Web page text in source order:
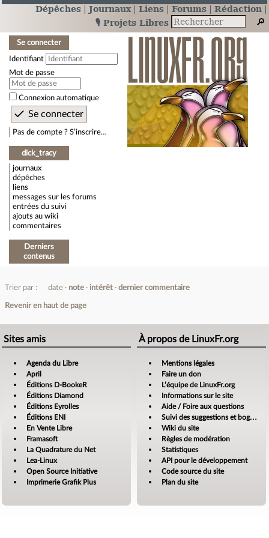
Dépêches Journaux Liens Forums
Rédaction
🎙️ Projets Libres
Se connecter
Identifiant
Mot de passe
Connexion automatique
Pas de compte ? S’inscrire…
dick_tracy
journaux
dépêches
liens
messages sur les forums
entrées du suivi
ajouts au wiki
commentaires
Derniers
contenus
Trier par : date note intérêt dernier commentaire
Revenir en haut de page
Sites amis
Agenda du Libre
April
Éditions D-BookeR
Éditions Diamond
Éditions Eyrolles
Éditions ENI
En Vente Libre
Framasoft
La Quadrature du Net
Lea-Linux
Open Source Initiative
Imprimerie Grafik Plus
À propos de LinuxFr.org
Mentions légales
Faire un don
L’équipe de LinuxFr.org
Informations sur le site
Aide / Foire aux questions
Suivi des suggestions et bogues
Wiki du site
Règles de modération
Statistiques
API pour le développement
Code source du site
Plan du site